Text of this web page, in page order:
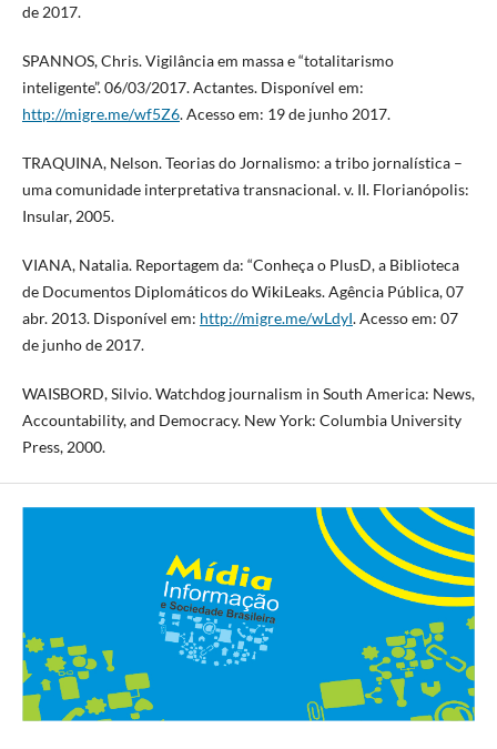
de 2017.
SPANNOS, Chris. Vigilância em massa e “totalitarismo
inteligente”. 06/03/2017. Actantes. Disponível em:
http://migre.me/wf5Z6. Acesso em: 19 de junho 2017.
TRAQUINA, Nelson. Teorias do Jornalismo: a tribo jornalística –
uma comunidade interpretativa transnacional. v. II. Florianópolis:
Insular, 2005.
VIANA, Natalia. Reportagem da: “Conheça o PlusD, a Biblioteca
de Documentos Diplomáticos do WikiLeaks. Agência Pública, 07
abr. 2013. Disponível em: http://migre.me/wLdyI. Acesso em: 07
de junho de 2017.
WAISBORD, Silvio. Watchdog journalism in South America: News,
Accountability, and Democracy. New York: Columbia University
Press, 2000.